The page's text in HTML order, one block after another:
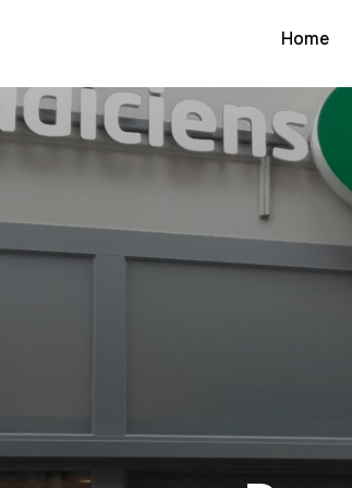
Home